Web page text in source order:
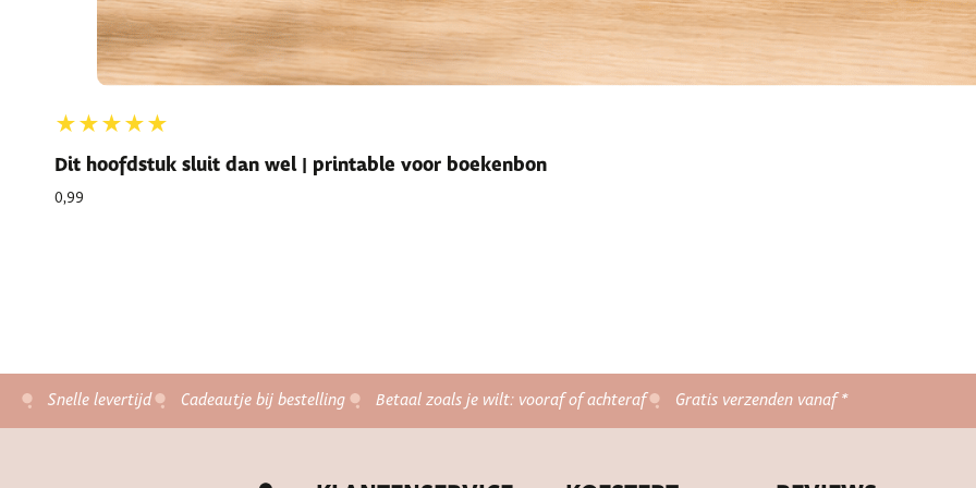
★★★★★
Dit hoofdstuk sluit dan wel | printable voor boekenbon
0,99
Snelle levertijd Cadeautje bij bestelling Betaal zoals je wilt: vooraf of achteraf Gratis verzenden vanaf *